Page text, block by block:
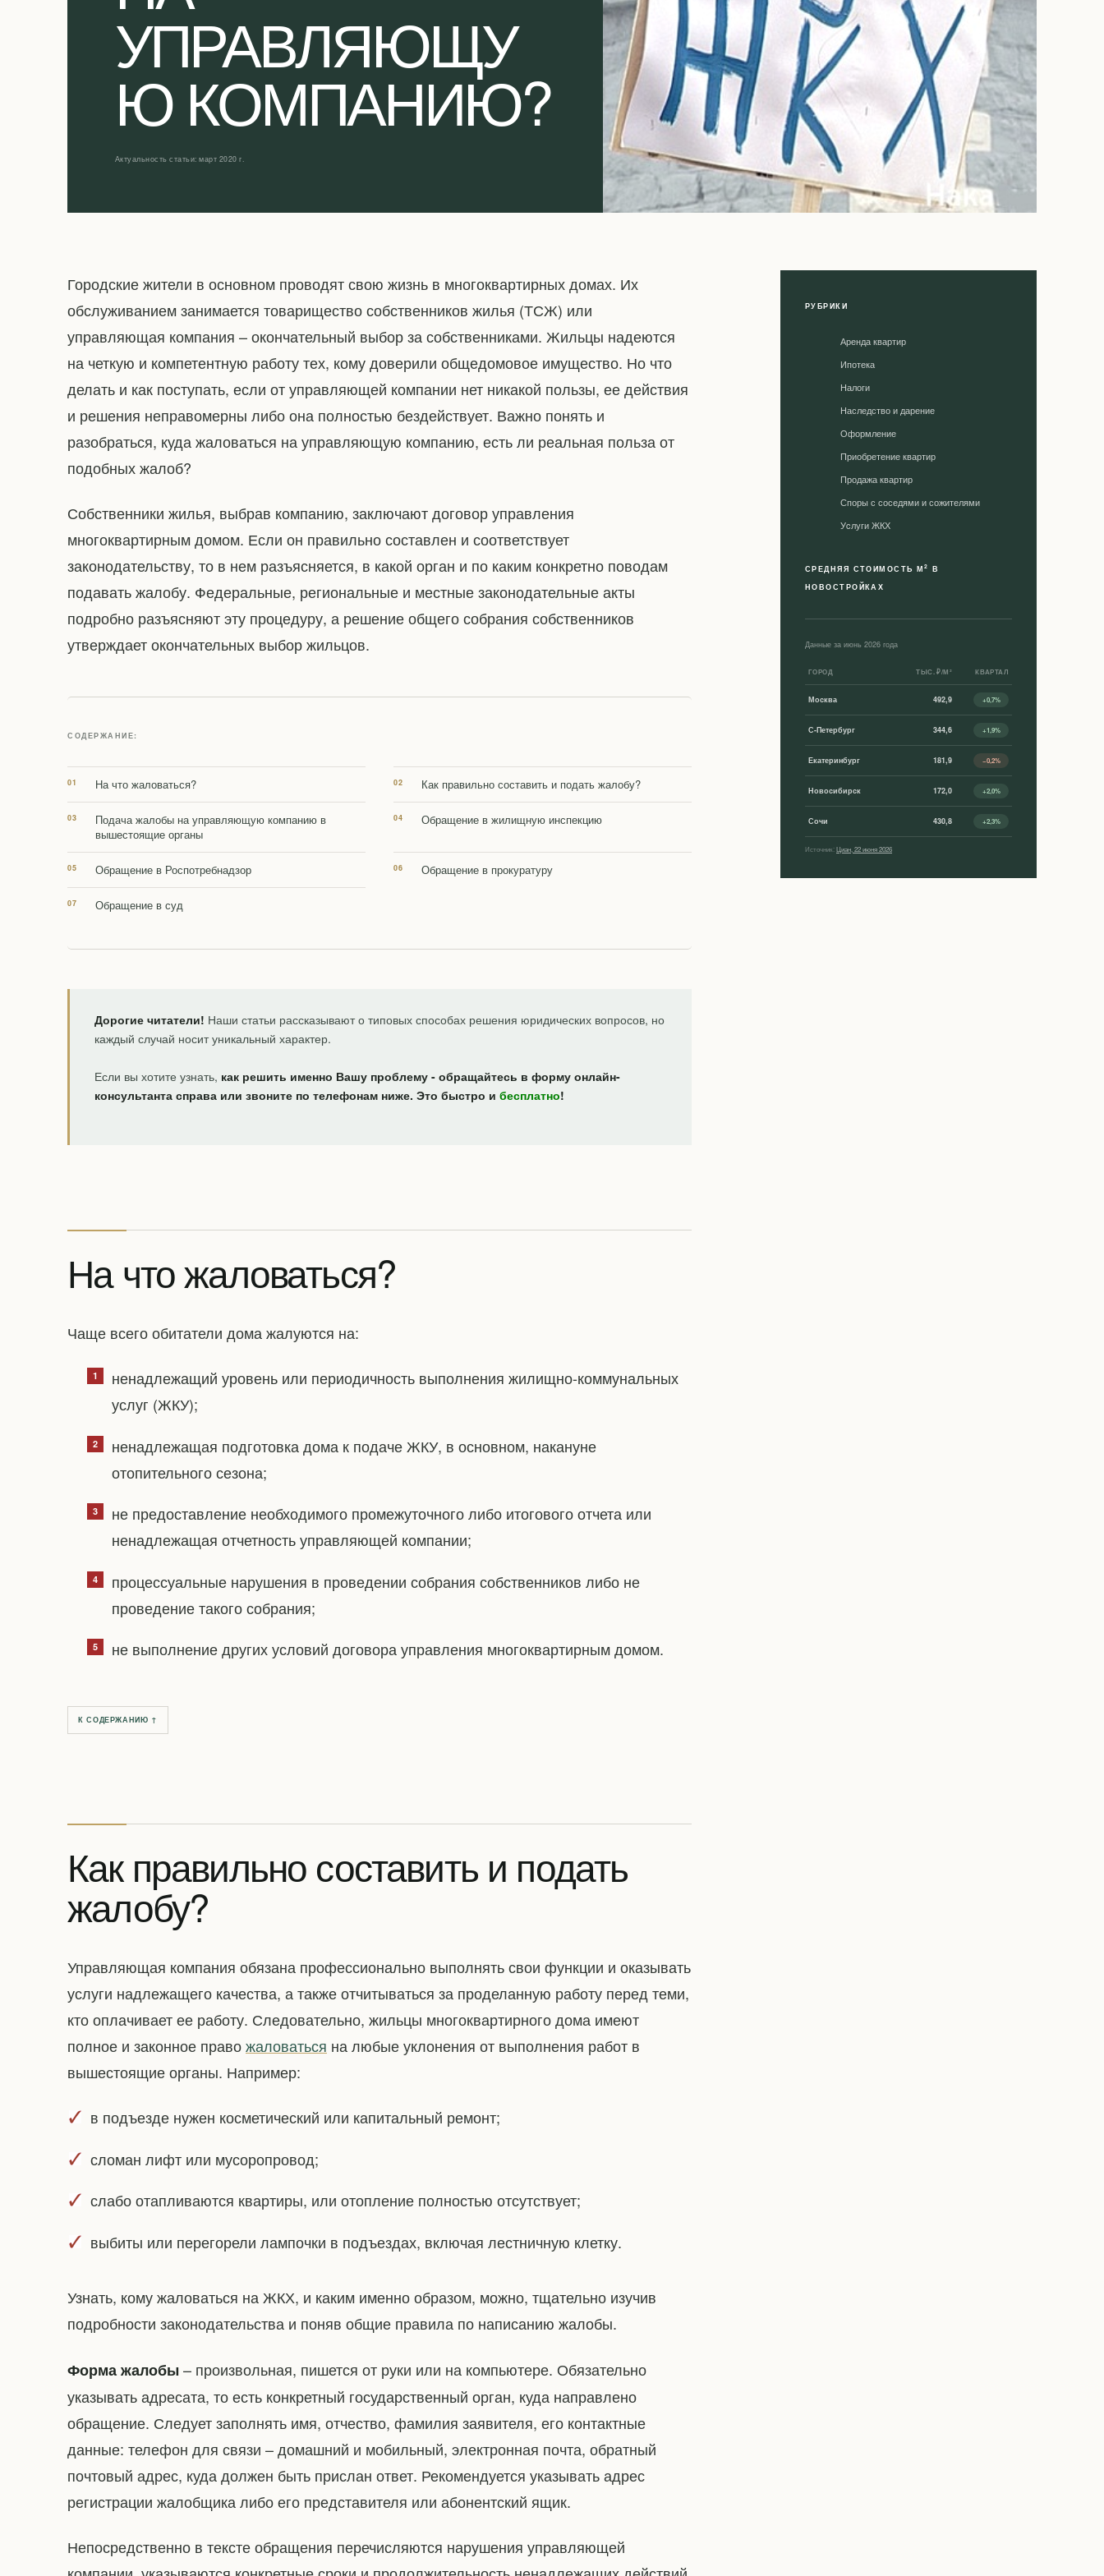
УПРАВЛЯЮЩУ
Ю КОМПАНИЮ?
Актуальность статьи: март 2020 г.
Городские жители в основном проводят свою жизнь в многоквартирных домах. Их
обслуживанием занимается товарищество собственников жилья (ТСЖ) или
управляющая компания – окончательный выбор за собственниками. Жильцы надеются
на четкую и компетентную работу тех, кому доверили общедомовое имущество. Но что
делать и как поступать, если от управляющей компании нет никакой пользы, ее действия
и решения неправомерны либо она полностью бездействует. Важно понять и
разобраться, куда жаловаться на управляющую компанию, есть ли реальная польза от
подобных жалоб?
Собственники жилья, выбрав компанию, заключают договор управления
многоквартирным домом. Если он правильно составлен и соответствует
законодательству, то в нем разъясняется, в какой орган и по каким конкретно поводам
подавать жалобу. Федеральные, региональные и местные законодательные акты
подробно разъясняют эту процедуру, а решение общего собрания собственников
утверждает окончательных выбор жильцов.
СОДЕРЖАНИЕ:
На что жаловаться? Как правильно составить и подать жалобу?
Подача жалобы на управляющую компанию в
вышестоящие органы
Обращение в жилищную инспекцию
Обращение в Роспотребнадзор Обращение в прокуратуру
Обращение в суд
Дорогие читатели! Наши статьи рассказывают о типовых способах решения юридических вопросов, но
каждый случай носит уникальный характер.
Если вы хотите узнать, как решить именно Вашу проблему - обращайтесь в форму онлайн-
консультанта справа или звоните по телефонам ниже. Это быстро и бесплатно!
На что жаловаться?
Чаще всего обитатели дома жалуются на:
ненадлежащий уровень или периодичность выполнения жилищно-коммунальных
услуг (ЖКУ);
ненадлежащая подготовка дома к подаче ЖКУ, в основном, накануне
отопительного сезона;
не предоставление необходимого промежуточного либо итогового отчета или
ненадлежащая отчетность управляющей компании;
процессуальные нарушения в проведении собрания собственников либо не
проведение такого собрания;
не выполнение других условий договора управления многоквартирным домом.
К СОДЕРЖАНИЮ ↑
Как правильно составить и подать
жалобу?
Управляющая компания обязана профессионально выполнять свои функции и оказывать
услуги надлежащего качества, а также отчитываться за проделанную работу перед теми,
кто оплачивает ее работу. Следовательно, жильцы многоквартирного дома имеют
полное и законное правожаловаться на любые уклонения от выполнения работ в
вышестоящие органы. Например:
в подъезде нужен косметический или капитальный ремонт;
сломан лифт или мусоропровод;
слабо отапливаются квартиры, или отопление полностью отсутствует;
выбиты или перегорели лампочки в подъездах, включая лестничную клетку.
Узнать, кому жаловаться на ЖКХ, и каким именно образом, можно, тщательно изучив
подробности законодательства и поняв общие правила по написанию жалобы.
Форма жалобы– произвольная, пишется от руки или на компьютере. Обязательно
указывать адресата, то есть конкретный государственный орган, куда направлено
обращение. Следует заполнять имя, отчество, фамилия заявителя, его контактные
данные: телефон для связи – домашний и мобильный, электронная почта, обратный
почтовый адрес, куда должен быть прислан ответ. Рекомендуется указывать адрес
регистрации жалобщика либо его представителя или абонентский ящик.
Непосредственно в тексте обращения перечисляются нарушения управляющей
РУБРИКИ
Аренда квартир
Ипотека
Налоги
Наследство и дарение
Оформление
Приобретение квартир
Продажа квартир
Споры с соседями и сожителями
Уcлуги ЖКХ
СРЕДНЯЯ СТОИМОСТЬ М2 В
НОВОСТРОЙКАХ
Данные за июнь 2026 года
ГОРОД ТЫС. ₽/М² КВАРТАЛ
Москва 492,9 +0,7%
С-Петербург 344,6 +1,9%
Екатеринбург 181,9 −0,2%
Новосибирск 172,0 +2,0%
Сочи 430,8 +2,3%
Источник:Циан, 22 июня 2026